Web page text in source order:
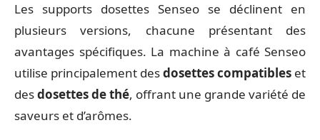
Les supports dosettes Senseo se déclinent en
plusieurs versions, chacune présentant des
avantages spécifiques. La machine à café Senseo
utilise principalement desdosettes compatibles et
desdosettes de thé, offrant une grande variété de
saveurs et d’arômes.